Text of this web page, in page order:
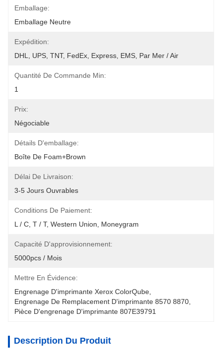
Emballage:
Emballage Neutre
Expédition:
DHL, UPS, TNT, FedEx, Express, EMS, Par Mer / Air
Quantité De Commande Min:
1
Prix:
Négociable
Détails D'emballage:
Boîte De Foam+Brown
Délai De Livraison:
3-5 Jours Ouvrables
Conditions De Paiement:
L / C, T / T, Western Union, Moneygram
Capacité D'approvisionnement:
5000pcs / Mois
Mettre En Évidence:
Engrenage D'imprimante Xerox ColorQube
Engrenage De Remplacement D'imprimante 8570 8870
Pièce D'engrenage D'imprimante 807E39791
Description Du Produit